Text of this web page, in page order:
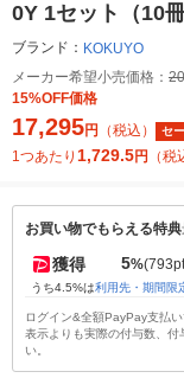
0Y 1セット（10冊
ブランド： KOKUYO
メーカー希望小売価格：
15%OFF価格
17,295円 （税込） セ
1つあたり 1,729.5円 （税
お買い物でもらえる特典
獲得 5%
うち4.5%は利用先・期間限
ログイン&全額PayPay支払
表示よりも実際の付与数、付
い。